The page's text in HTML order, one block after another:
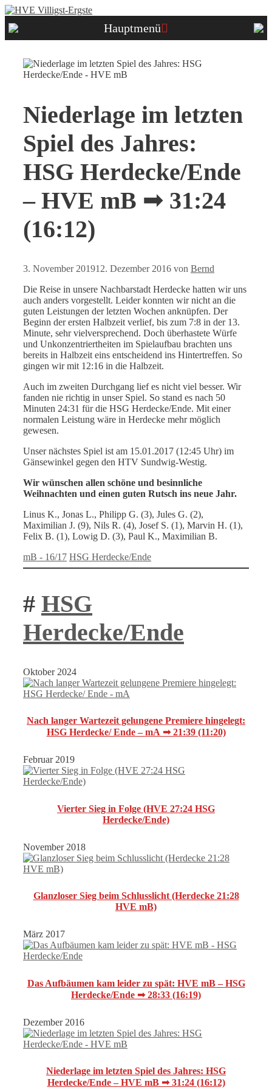
Zum
springen
Hauptmenü
Niederlage im letzten
Spiel des Jahres:
HSG Herdecke/Ende
– HVE mB ➟ 31:24
(16:12)
3. November 201912. Dezember 2016 von Bernd
Die Reise in unsere Nachbarstadt Herdecke hatten wir uns
auch anders vorgestellt. Leider konnten wir nicht an die
guten Leistungen der letzten Wochen anknüpfen. Der
Beginn der ersten Halbzeit verlief, bis zum 7:8 in der 13.
Minute, sehr vielversprechend. Doch überhastete Würfe
und Unkonzentriertheiten im Spielaufbau brachten uns
bereits in Halbzeit eins entscheidend ins Hintertreffen. So
gingen wir mit 12:16 in die Halbzeit.
Auch im zweiten Durchgang lief es nicht viel besser. Wir
fanden nie richtig in unser Spiel. So stand es nach 50
Minuten 24:31 für die HSG Herdecke/Ende. Mit einer
normalen Leistung wäre in Herdecke mehr möglich
gewesen.
Unser nächstes Spiel ist am 15.01.2017 (12:45 Uhr) im
Gänsewinkel gegen den HTV Sundwig-Westig.
Wir wünschen allen schöne und besinnliche
Weihnachten und einen guten Rutsch ins neue Jahr.
Linus K., Jonas L., Philipp G. (3), Jules G. (2),
Maximilian J. (9), Nils R. (4), Josef S. (1), Marvin H. (1),
Felix B. (1), Lowig D. (3), Paul K., Maximilian B.
Kategorien
mB - 16/17 Schlagwörter
HSG Herdecke/Ende
# HSG
Herdecke/Ende
Oktober 2024
Nach langer Wartezeit gelungene Premiere hingelegt:
HSG Herdecke/ Ende – mA ➟ 21:39 (11:20)
Februar 2019
Vierter Sieg in Folge (HVE 27:24 HSG
Herdecke/Ende)
November 2018
Glanzloser Sieg beim Schlusslicht (Herdecke 21:28
HVE mB)
März 2017
Das Aufbäumen kam leider zu spät: HVE mB – HSG
Herdecke/Ende ➟ 28:33 (16:19)
Dezember 2016
Niederlage im letzten Spiel des Jahres: HSG
Herdecke/Ende – HVE mB ➟ 31:24 (16:12)